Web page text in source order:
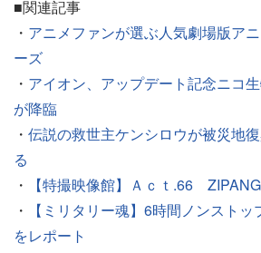
■関連記事
・ アニメファンが選ぶ人気劇場版ア
ーズ
・ アイオン、アップデート記念ニコ
が降臨
・ 伝説の救世主ケンシロウが被災地
る
・
【特撮映像館】Ａｃｔ.66
・
【ミリタリー魂】6時間ノンスト
をレポート